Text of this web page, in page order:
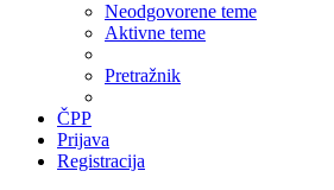
Neodgovorene teme
Aktivne teme
Pretražnik
ČPP
Prijava
Registracija